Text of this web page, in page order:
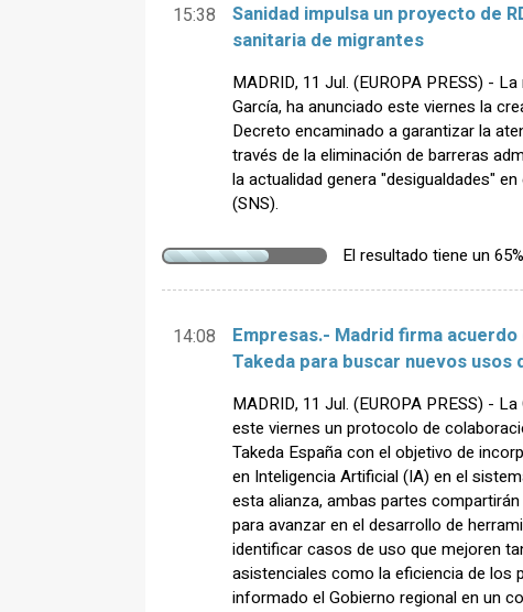
15:38
Sanidad impulsa un proyecto de
sanitaria de migrantes
MADRID, 11 Jul. (EUROPA PRESS) -
García, ha anunciado este viernes la
Decreto encaminado a garantizar la
través de la eliminación de barreras
la actualidad genera "desigualdades"
(SNS).
El resultado tiene un
14:08
Empresas.- Madrid firma
Takeda para buscar nuevos
MADRID, 11 Jul. (EUROPA PRESS) -
este viernes un protocolo de
Takeda España con el objetivo de
en Inteligencia Artificial (IA) en el
esta alianza, ambas partes
para avanzar en el desarrollo de
identificar casos de uso que mejoren
asistenciales como la eficiencia de los
informado el Gobierno regional en un